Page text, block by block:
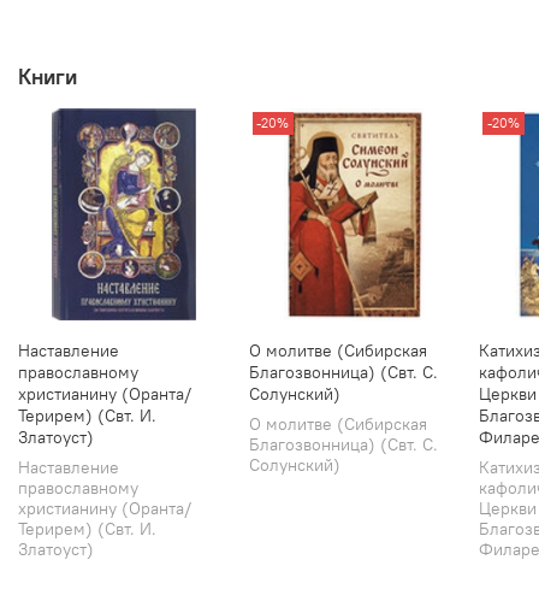
Книги
Наставление
православному
христианину (Оранта/
Терирем) (Свт. И.
Златоуст)
Наставление
православному
христианину (Оранта/
Терирем) (Свт. И.
Златоуст)
-20%
О молитве (Сибирская
Благозвонница) (Свт. С.
Солунский)
О молитве (Сибирская
Благозвонница) (Свт. С.
Солунский)
-20%